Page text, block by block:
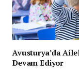
Avusturya’da
Devam Ediyor